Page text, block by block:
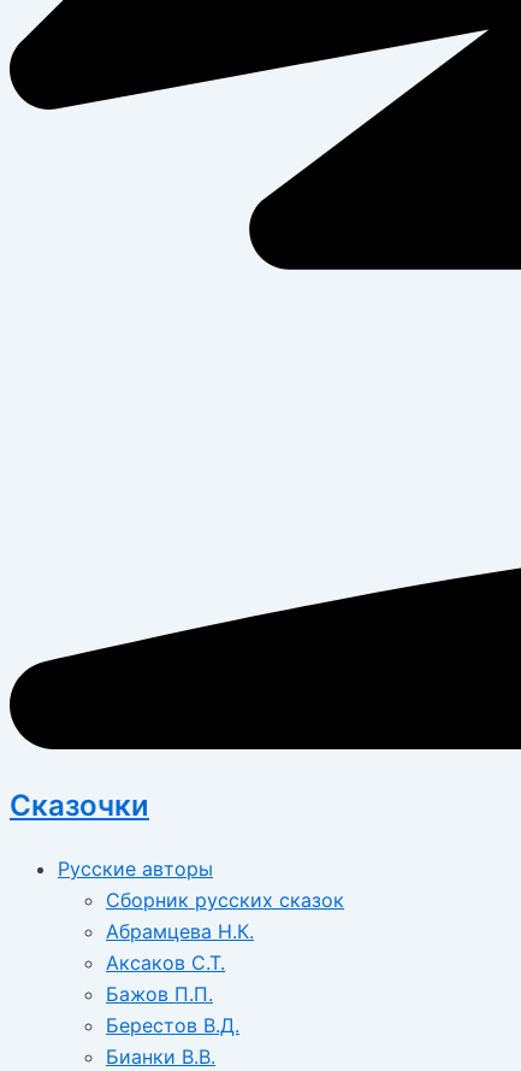
Сказочки
Русские авторы
Сборник русских сказок
Абрамцева Н.К.
Аксаков С.Т.
Бажов П.П.
Берестов В.Д.
Бианки В.В.